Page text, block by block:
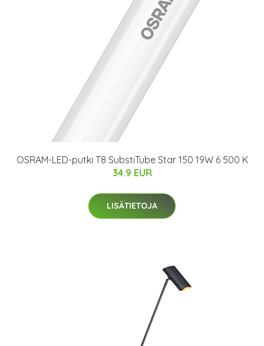
OSRAM-LED-putki T8 SubstiTube Star 150 19W 6 500 K
34.9 EUR
LISÄTIETOJA